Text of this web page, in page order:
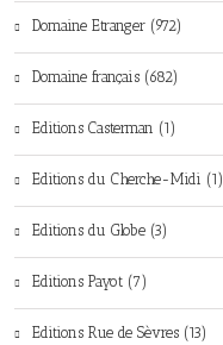
Domaine Etranger (972)
Domaine français (682)
Editions Casterman (1)
Editions du Cherche-Midi (1)
Editions du Globe (3)
Editions Payot (7)
Editions Rue de Sèvres (13)